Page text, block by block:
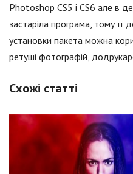
Photoshop CS5 і CS6 але в
застаріла програма, тому її
установки пакета можна
ретуші фотографій,
Схожі статті